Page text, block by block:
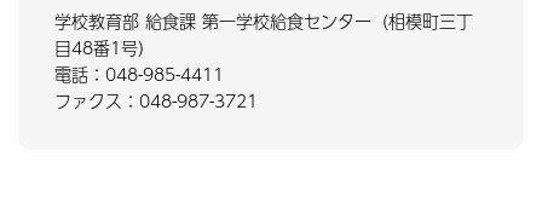
学校教育部 給食課 第一学校給食センター（相模町三丁
目48番1号）
電話：048-985-4411
ファクス：048-987-3721